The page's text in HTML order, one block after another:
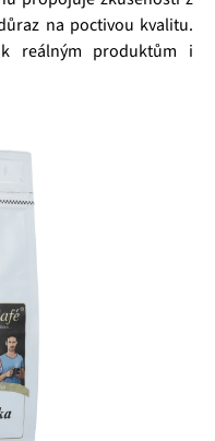
na poctivou kvalitu.
reálným produktům i